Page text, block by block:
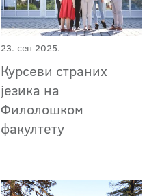
23. сеп 2025.
Курсеви страних
језика на
Филолошком
факултету